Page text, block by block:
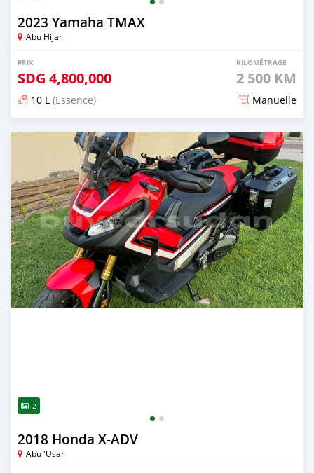
2023 Yamaha TMAX
Abu Hijar
PRIX
SDG 4,800,000
KILOMÉTRAGE
2 500 KM
10 L (Essence) Manuelle
Publié il y a presque 2 ans
2
2018 Honda X-ADV
Abu 'Usar